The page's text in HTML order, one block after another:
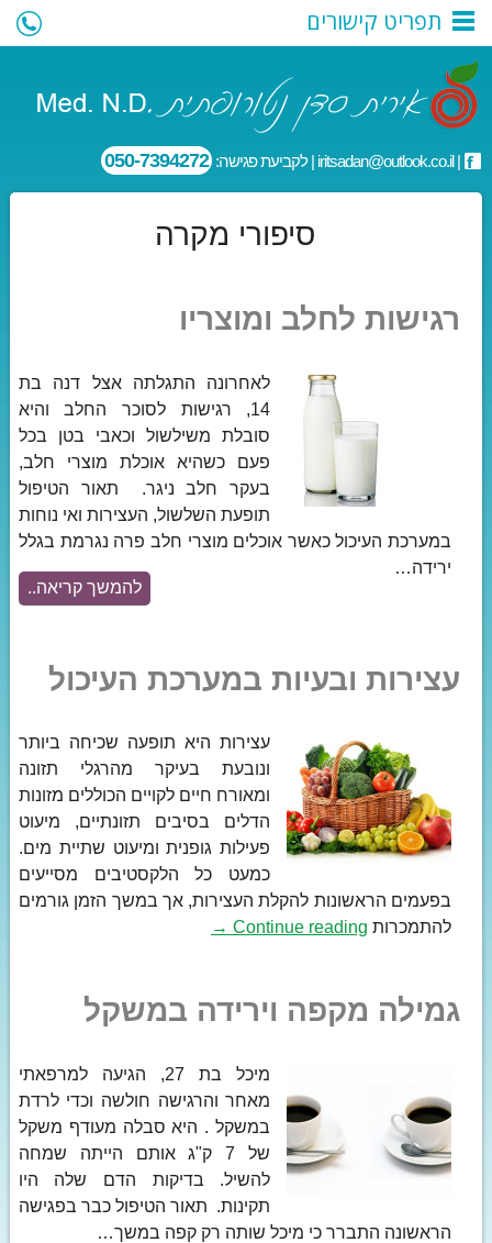
|
iritsadan@outlook.co.il | לקביעת פגישה: 050-7394272
סיפורי מקרה
רגישות לחלב ומוצריו
לאחרונה התגלתה אצל דנה בת
14, רגישות לסוכר החלב והיא
סובלת משילשול וכאבי בטן בכל
פעם כשהיא אוכלת מוצרי חלב,
בעקר חלב ניגר. תאור הטיפול
תופעת השלשול, העצירות ואי נוחות
במערכת העיכול כאשר אוכלים מוצרי חלב פרה נגרמת בגלל
ירידה…
להמשך קריאה..
עצירות ובעיות במערכת העיכול
עצירות היא תופעה שכיחה ביותר
ונובעת בעיקר מהרגלי תזונה
ומאורח חיים לקויים הכוללים מזונות
הדלים בסיבים תזונתיים, מיעוט
פעילות גופנית ומיעוט שתיית מים.
כמעט כל הלקסטיבים מסייעים
בפעמים הראשונות להקלת העצירות, אך במשך הזמן גורמים
להתמכרות Continue reading
→
גמילה מקפה וירידה במשקל
מיכל בת 27, הגיעה למרפאתי
מאחר והרגישה חולשה וכדי לרדת
במשקל . היא סבלה מעודף משקל
של 7 ק"ג אותם הייתה שמחה
להשיל. בדיקות הדם שלה היו
תקינות. תאור הטיפול כבר בפגישה
הראשונה התברר כי מיכל שותה רק קפה במשך…
תפריט קישורים